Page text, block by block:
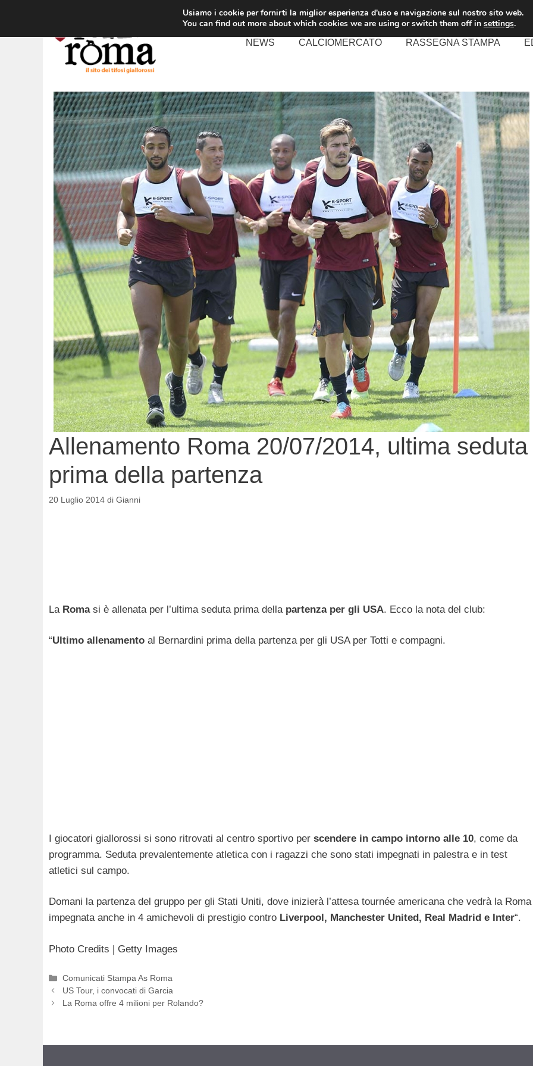
contenuto
NEWS CALCIOMERCATO RASSEGNA STAMPA
Allenamento Roma 20/07/2014, ultima seduta
prima della partenza
20 Luglio 2014 di Gianni
La Romasi è allenata per l’ultima seduta prima della partenza per gli USA. Ecco la nota del club:
“Ultimo allenamento al Bernardini prima della partenza per gli USA per Totti e compagni.
I giocatori giallorossi si sono ritrovati al centro sportivo per scendere in campo intorno alle 10, come da
programma. Seduta prevalentemente atletica con i ragazzi che sono stati impegnati in palestra e in test
atletici sul campo.
Domani la partenza del gruppo per gli Stati Uniti, dove inizierà l’attesa tournée americana che vedrà la Roma
impegnata anche in 4 amichevoli di prestigio contro Liverpool, Manchester United, Real Madrid e Inter“.
Photo Credits | Getty Images
Categorie
Comunicati Stampa As Roma
US Tour, i convocati di Garcia
La Roma offre 4 milioni per Rolando?
Usiamo i cookie per fornirti la miglior esperienza d'uso e navigazione sul nostro sito web.
You can find out more about which cookies we are using or switch them off in settings.